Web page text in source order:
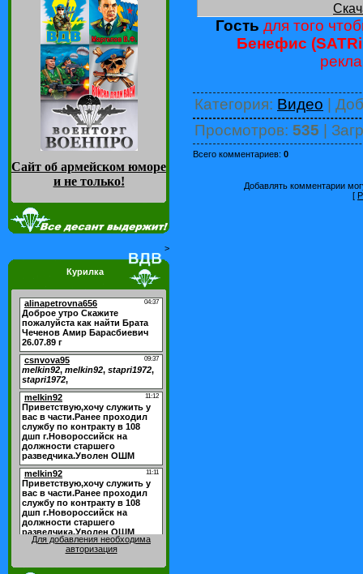
Сайт об армейском юморе
и не только!
>
Курилка
Для добавления необходима
авторизация
Гость для того
Бенефис
Категория: Видео |
Просмотров: 535 |
Всего комментариев: 0
Добавлять комментарии
[